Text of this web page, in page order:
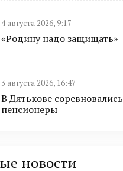
4 августа 2026, 9:17
«Родину надо защищать»
3 августа 2026, 16:47
В Дятькове соревновались
пенсионеры
новости